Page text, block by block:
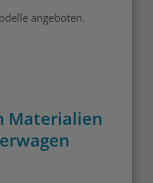
angeboten.
Materialien